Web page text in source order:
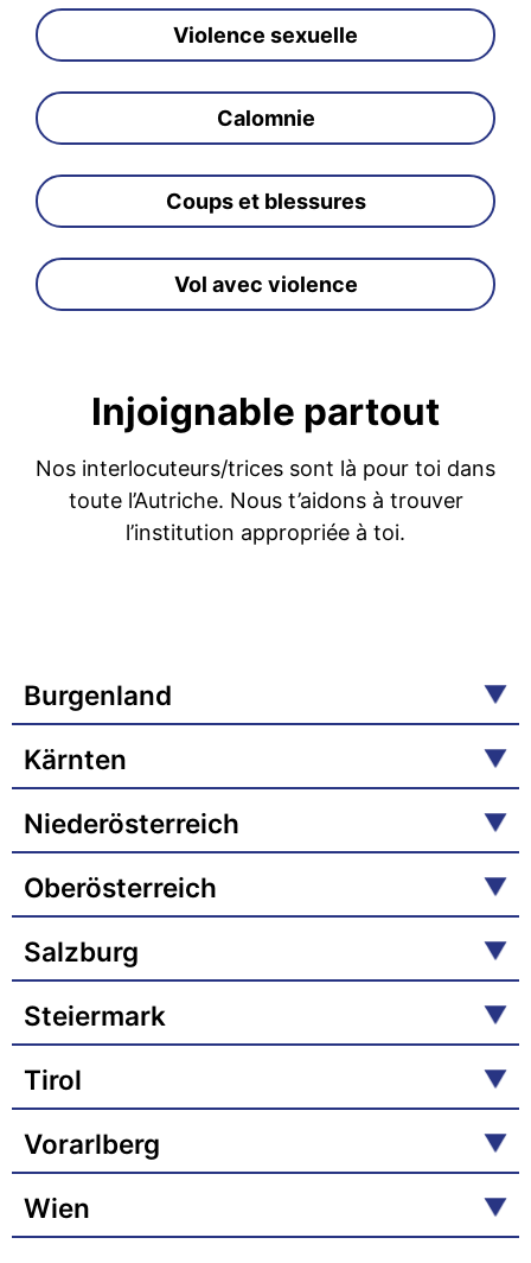
Violence sexuelle
Calomnie
Coups et blessures
Vol avec violence
Injoignable partout
Nos interlocuteurs/trices sont là pour toi dans
toute l’Autriche. Nous t’aidons à trouver
l’institution appropriée à toi.
Burgenland
Kärnten
Niederösterreich
Oberösterreich
Salzburg
Steiermark
Tirol
Vorarlberg
Wien